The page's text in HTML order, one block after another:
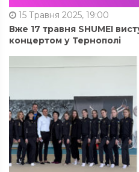
15 Травня 2025, 19:00
Вже 17 травня SHUMEI
концертом у Тернополі